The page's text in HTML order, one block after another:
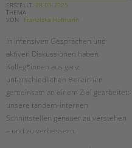
ERSTELLT 28.05.2025
THEMA
VON
Franziska Hofmann
In intensiven Gesprächen und
aktiven Diskussionen haben
Kolleg*innen aus ganz
unterschiedlichen Bereichen
gemeinsam an einem Ziel gearbeitet:
unsere tandem-internen
Schnittstellen genauer zu verstehen
– und zu verbessern.